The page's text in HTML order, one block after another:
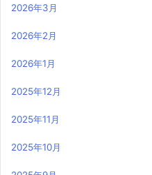
2026年3月
2026年2月
2026年1月
2025年12月
2025年11月
2025年10月